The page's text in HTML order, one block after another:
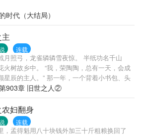
菌丧尸！在此背景下，真菌控制丧尸傀儡建
微生物菌群的文明，抹杀人类文明。重生回
一个月的徐缺，本打算爆囤物资，打造一座
真菌入侵的末日超级堡垒，无意间从墙壁上
个神奇的洞。本想利用洞，偷看一眼隔壁美
澡，却撞见了美女邻居也是丧尸…末日来
为了一个防护口罩，可以抛弃一切。徐缺躲
宴会大厅，喝着红酒看着满桌子大餐，不知
好。女神：徐缺求求你了，只要你放我进
辈，快拿点物资来孝敬大娘！高中聚会经常
学：徐缺啊，看在大家都是同学的份上，求
个馒头出来给我吃吧！
时代（大结局）
连载
月照弓，龙雀辚辚雪夜惊。 半纸功名千山
火树故乡中。 “我，荣陶陶，总有一天，会成
星辰的主人。” 那一年，一个背着小书包、头
、手持方天画戟的少年，在天台上如是说
松搞笑，欢迎入坑。 已有四百万字完本作品
奶》，欢迎各位阅读。
903章 旧世之人②
妇翻身
连载
，孟得魁用八十块钱外加三十斤粗粮换回了